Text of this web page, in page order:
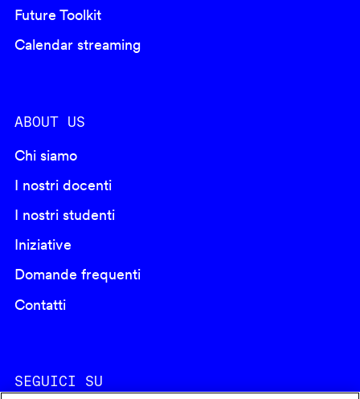
Future Toolkit
Calendar streaming
ABOUT US
Chi siamo
I nostri docenti
I nostri studenti
Iniziative
Domande frequenti
Contatti
SEGUICI SU